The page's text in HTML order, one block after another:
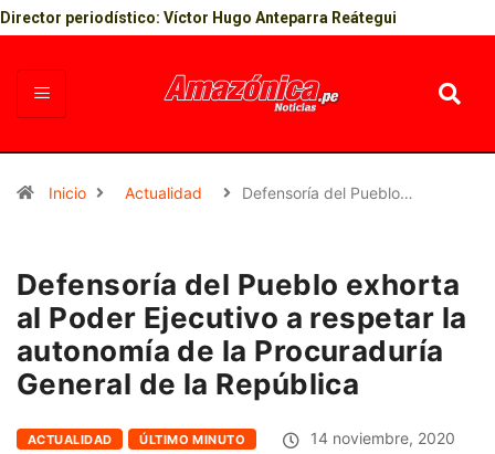
Director periodístico: Víctor Hugo Anteparra Reátegui
Inicio Actualidad Defensoría del Pueblo…
Defensoría del Pueblo exhorta
al Poder Ejecutivo a respetar la
autonomía de la Procuraduría
General de la República
ACTUALIDAD ÚLTIMO MINUTO 14 noviembre, 2020